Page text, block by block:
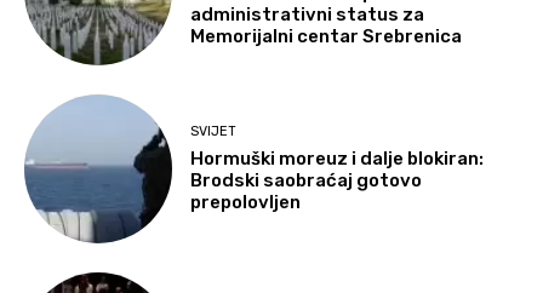
administrativni status za
Memorijalni centar Srebrenica
SVIJET
Hormuški moreuz i dalje blokiran:
Brodski saobraćaj gotovo
prepolovljen